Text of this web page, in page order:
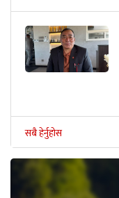
सबै हेर्नुहोस